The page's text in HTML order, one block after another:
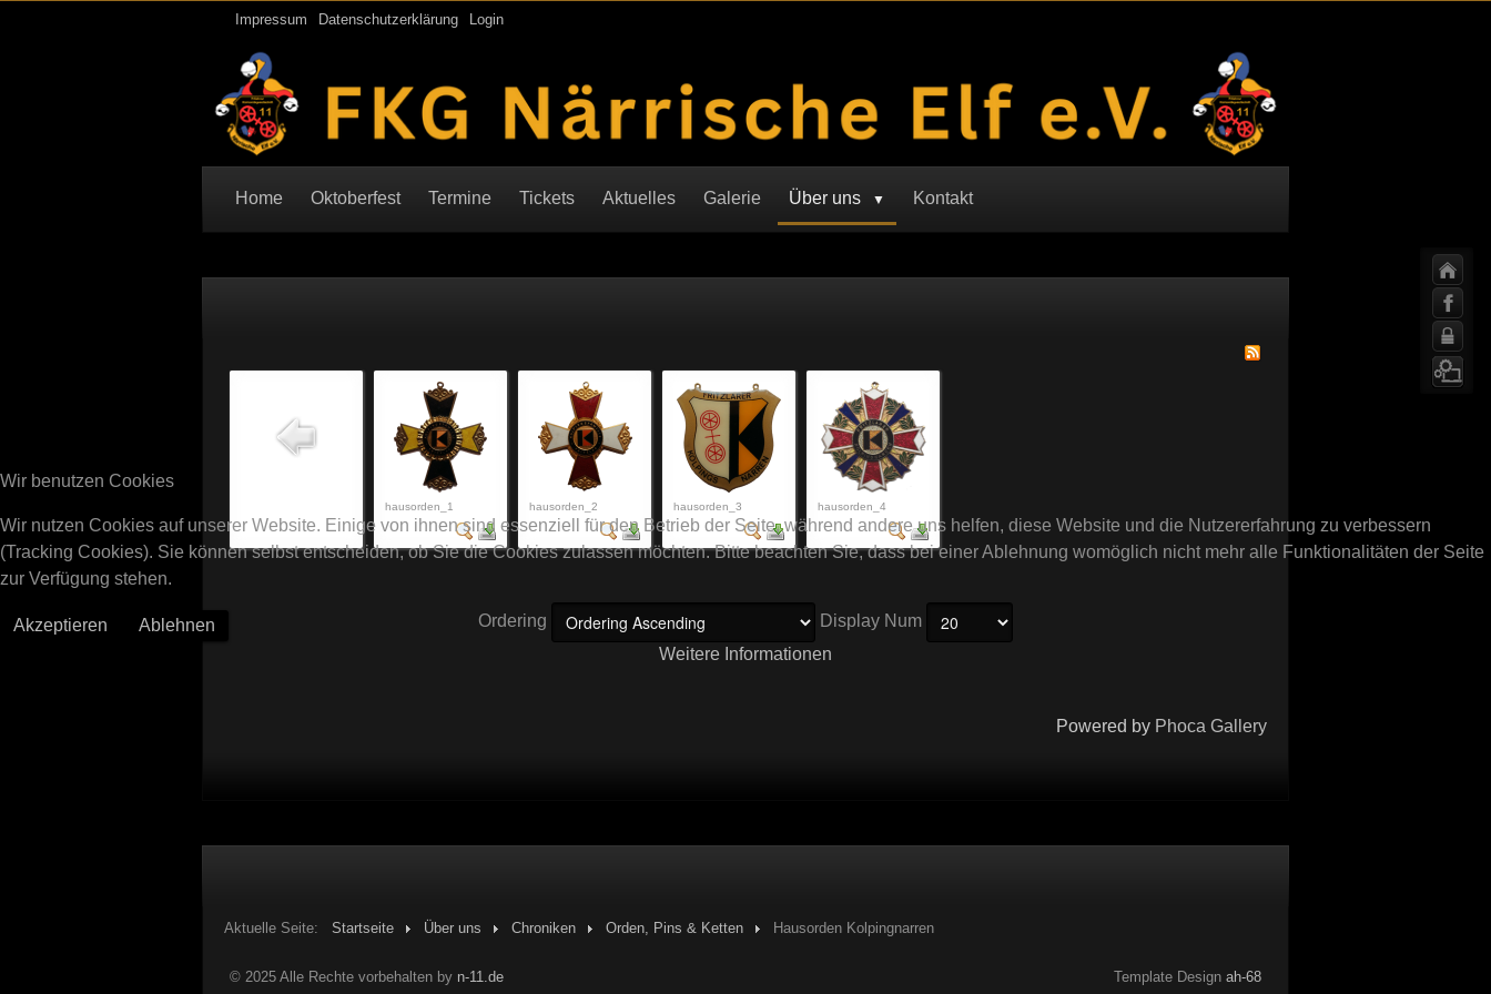
Impressum Datenschutzerklärung Login
Home Oktoberfest Termine Tickets Aktuelles Galerie Über uns Kontakt
hausorden_1 hausorden_2 hausorden_3 hausorden_4
Ordering Display Num
Powered by Phoca Gallery
Aktuelle Seite: Startseite Über uns Chroniken Orden, Pins & Ketten Hausorden Kolpingnarren
© 2025 Alle Rechte vorbehalten by n-11.de Template Design ah-68
Wir benutzen Cookies
Wir nutzen Cookies auf unserer Website. Einige von ihnen sind essenziell für den Betrieb der Seite, während andere uns helfen, diese Website und die Nutzererfahrung zu verbessern
(Tracking Cookies). Sie können selbst entscheiden, ob Sie die Cookies zulassen möchten. Bitte beachten Sie, dass bei einer Ablehnung womöglich nicht mehr alle Funktionalitäten der Seite
zur Verfügung stehen.
Akzeptieren
Ablehnen
Weitere Informationen